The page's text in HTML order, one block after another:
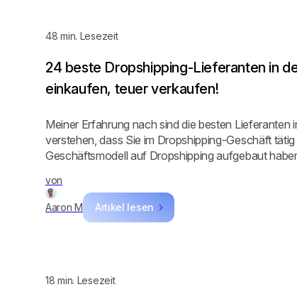
48 min. Lesezeit
von
Aaron M Artikel lesen
24 beste Dropshipping-Lieferanten in
einkaufen, teuer verkaufen!
Meiner Erfahrung nach sind die besten Lieferanten
verstehen, dass Sie im Dropshipping-Geschäft tätig
Geschäftsmodell auf Dropshipping aufgebaut
18 min. Lesezeit